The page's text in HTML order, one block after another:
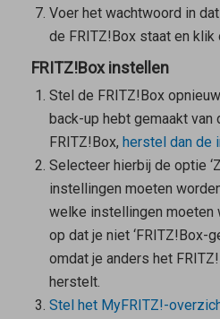
Voer het wachtwoord in
de FRITZ!Box staat en klik
FRITZ!Box instellen
Stel de FRITZ!Box
back-up hebt gemaakt van
FRITZ!Box, herstel dan de
Selecteer hierbij de optie
instellingen moeten
welke instellingen moeten
op dat je niet ‘FRITZ!Box-
omdat je anders het
herstelt.
Stel het MyFRITZ!-